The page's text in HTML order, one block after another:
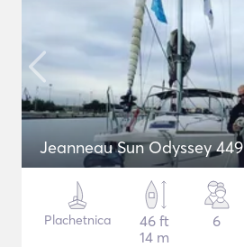
Jeanneau Sun Odyssey 449
Plachetnica
46 ft
14 m
6